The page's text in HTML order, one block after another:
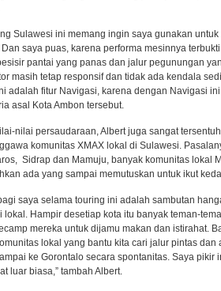
Sulawesi ini memang ingin saya gunakan
saya puas, karena performa mesinnya
pantai yang panas dan jalur pegunungan
masih tetap responsif dan tidak ada kendala
adalah fitur Navigasi, karena dengan Navigasi
asal Kota Ambon tersebut.
nilai persaudaraan, Albert juga sangat
komunitas XMAX lokal di Sulawesi.
Sidrap dan Mamuju, banyak komunitas lokal
ada yang sampai memutuskan untuk ikut
saya selama touring ini adalah sambutan
lokal. Hampir desetiap kota itu banyak teman-
mereka untuk dijamu makan dan istirahat.
lokal yang bantu kita cari jalur pintas
ke Gorontalo secara spontanitas. Saya pikir
luar biasa,” tambah Albert.